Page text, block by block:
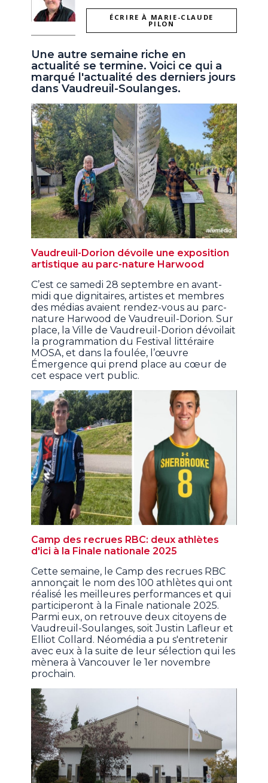
ÉCRIRE À MARIE-CLAUDE
PILON
Une autre semaine riche en
actualité se termine. Voici ce qui a
marqué l'actualité des derniers jours
dans Vaudreuil-Soulanges.
Vaudreuil-Dorion dévoile une exposition
artistique au parc-nature Harwood
C’est ce samedi 28 septembre en avant-
midi que dignitaires, artistes et membres
des médias avaient rendez-vous au parc-
nature Harwood de Vaudreuil-Dorion. Sur
place, la Ville de Vaudreuil-Dorion dévoilait
la programmation du Festival littéraire
MOSA, et dans la foulée, l’œuvre
Émergence qui prend place au cœur de
cet espace vert public.
Camp des recrues RBC: deux athlètes
d'ici à la Finale nationale 2025
Cette semaine, le Camp des recrues RBC
annonçait le nom des 100 athlètes qui ont
réalisé les meilleures performances et qui
participeront à la Finale nationale 2025.
Parmi eux, on retrouve deux citoyens de
Vaudreuil-Soulanges, soit Justin Lafleur et
Elliot Collard. Néomédia a pu s'entretenir
avec eux à la suite de leur sélection qui les
mènera à Vancouver le 1er novembre
prochain.